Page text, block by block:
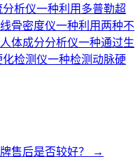
析仪一种利用多普勒超
骨密度仪一种利用两种不
人体成分分析仪一种通过生
检测仪一种检测动脉硬
售后是否较好？
→